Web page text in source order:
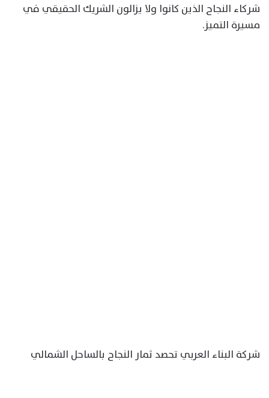
شركاء النجاح الذين كانوا ولا يزالون الشريك الحقيقي في
مسيرة التميز.
شركة البناء العربي تحصد ثمار النجاح بالساحل الشمالي